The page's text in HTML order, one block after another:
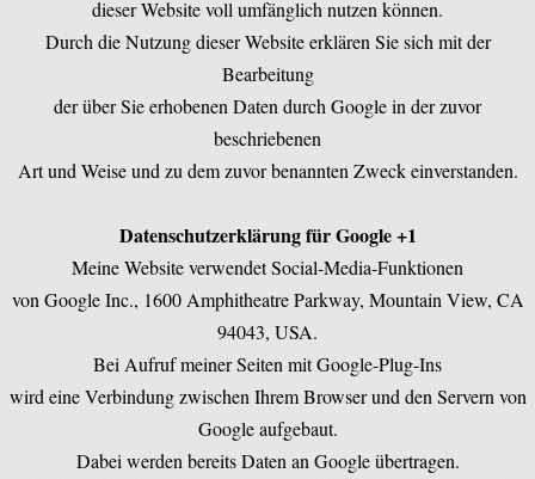
dieser Website voll umfänglich nutzen können.
Durch die Nutzung dieser Website erklären Sie sich mit der
Bearbeitung
der über Sie erhobenen Daten durch Google in der zuvor
beschriebenen
Art und Weise und zu dem zuvor benannten Zweck einverstanden.
Datenschutzerklärung für Google +1
Meine Website verwendet Social-Media-Funktionen
von Google Inc., 1600 Amphitheatre Parkway, Mountain View, CA
94043, USA.
Bei Aufruf meiner Seiten mit Google-Plug-Ins
wird eine Verbindung zwischen Ihrem Browser und den Servern von
Google aufgebaut.
Dabei werden bereits Daten an Google übertragen.